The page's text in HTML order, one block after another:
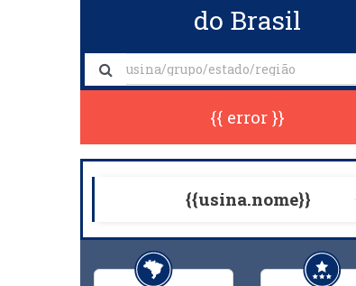
do Brasil
{{ error }}
{{usina.nome}}